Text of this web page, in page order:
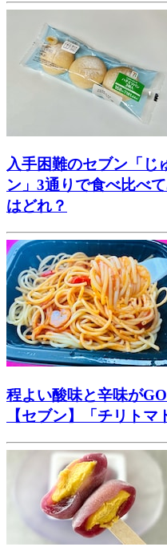
入手困難のセブン「じ
ン」3通りで食べ比べ
はどれ？
程よい酸味と辛味が
【セブン】「チリトマ